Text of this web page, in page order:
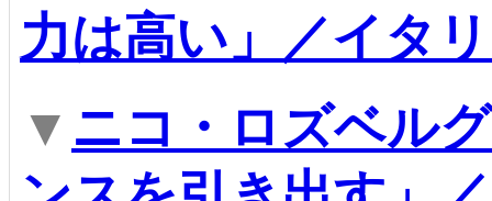
力は高い」／イタ
▼ ニコ・ロズベル